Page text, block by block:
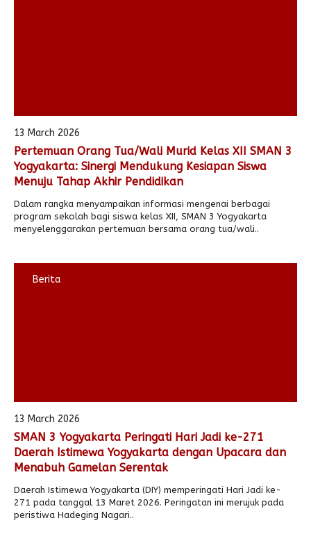
13 March 2026
Pertemuan Orang Tua/Wali Murid Kelas XII SMAN 3
Yogyakarta: Sinergi Mendukung Kesiapan Siswa
Menuju Tahap Akhir Pendidikan
Dalam rangka menyampaikan informasi mengenai berbagai
program sekolah bagi siswa kelas XII, SMAN 3 Yogyakarta
menyelenggarakan pertemuan bersama orang tua/wali..
Berita
13 March 2026
SMAN 3 Yogyakarta Peringati Hari Jadi ke-271
Daerah Istimewa Yogyakarta dengan Upacara dan
Menabuh Gamelan Serentak
Daerah Istimewa Yogyakarta (DIY) memperingati Hari Jadi ke-
271 pada tanggal 13 Maret 2026. Peringatan ini merujuk pada
peristiwa Hadeging Nagari..